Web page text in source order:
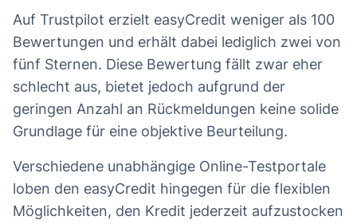
Auf Trustpilot erzielt easyCredit weniger als 100
Bewertungen und erhält dabei lediglich zwei von
fünf Sternen. Diese Bewertung fällt zwar eher
schlecht aus, bietet jedoch aufgrund der
geringen Anzahl an Rückmeldungen keine solide
Grundlage für eine objektive Beurteilung.
Verschiedene unabhängige Online-Testportale
loben den easyCredit hingegen für die flexiblen
Möglichkeiten, den Kredit jederzeit aufzustocken